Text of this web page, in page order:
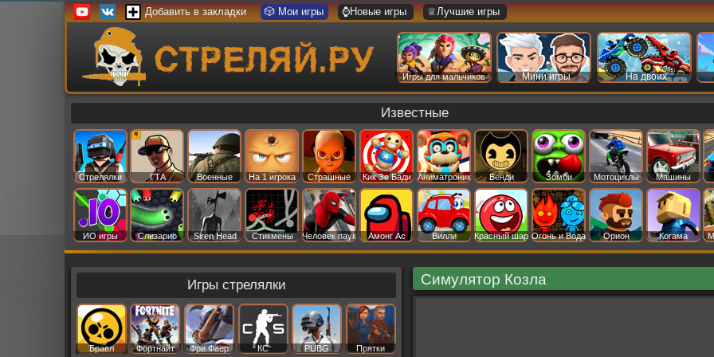
Добавить в закладки 🎲 Мои игры ⌚Новые игры ♕Лучшие игры
Игры для мальчиков Мини игры На двоих
Известные
Стрелялки ГТА Военные На 1 игрока Страшные Кик Зе Бади Аниматроник Бенди Зомби Мотоциклы Машины
ИО игры Слизарио Siren Head Стикмены Человек паук Амонг Ас Вилли Красный шар Огонь и Вода Орион Когама
Симулятор Козла
Игры стрелялки
Бравл
Фортнайт Фри Фаер КС PUBG Прятки